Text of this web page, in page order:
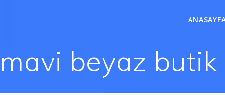
ANASAYFA
mavi beyaz